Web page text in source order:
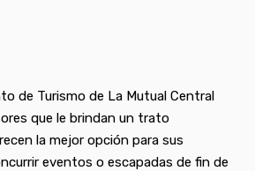
de Turismo de La Mutual Central
que le brindan un trato
la mejor opción para sus
eventos o escapadas de fin de